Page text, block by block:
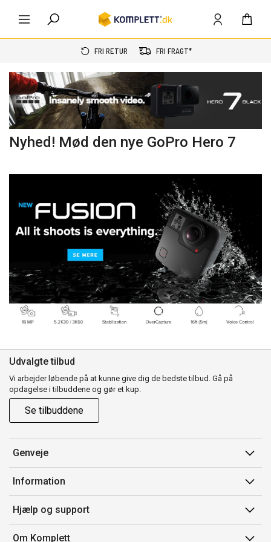
FRI RETUR FRI FRAGT*
Nyhed! Mød den nye GoPro Hero 7
Udvalgte tilbud
Vi arbejder løbende på at kunne give dig de bedste tilbud. Gå på
opdagelse i tilbuddene og gør et kup.
Se tilbuddene
Genveje
Min side
Ordrehistorik
Gavekort
Information
Salgsbetingelser
Mærker/producent
Hjælp og support
Kontakt os
Om Komplett